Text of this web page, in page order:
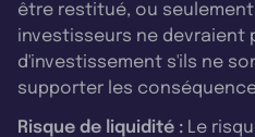
être restitué, ou
investisseurs ne devraient
d'investissement s'ils ne
supporter les
Risque de liquidité : Le